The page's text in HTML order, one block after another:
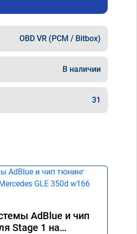
OBD VR (PCM / Bitbox)
В наличии
31
AdBlue и чип
Stage 1 на